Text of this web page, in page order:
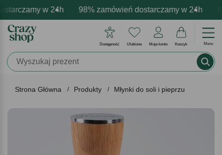
w 24h 98% zamówień dostarczamy w 24h
personalizacja produktów Profesjonalna i darmowa
emocje - zawsze udane prezenty Prezentujemy
Dostępność Ulubione Moje konto Koszyk Menu
Strona Główna Produkty Młynki do soli i pieprzu